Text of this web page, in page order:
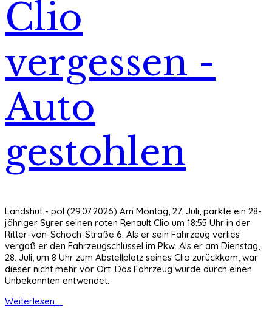
Clio
vergessen -
Auto
gestohlen
Landshut - pol (29.07.2026) Am Montag, 27. Juli, parkte ein 28-
jähriger Syrer seinen roten Renault Clio um 18:55 Uhr in der
Ritter-von-Schoch-Straße 6. Als er sein Fahrzeug verlies
vergaß er den Fahrzeugschlüssel im Pkw. Als er am Dienstag,
28. Juli, um 8 Uhr zum Abstellplatz seines Clio zurückkam, war
dieser nicht mehr vor Ort. Das Fahrzeug wurde durch einen
Unbekannten entwendet.
Weiterlesen ...